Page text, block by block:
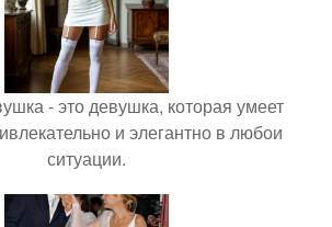
- это девушка, которая умеет
и элегантно в любои
ситуации.